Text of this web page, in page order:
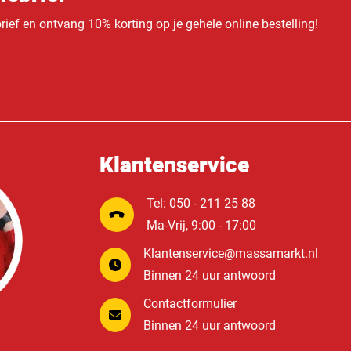
en ontvang 10% korting op je gehele online bestelling!
Klantenservice
Tel: 050 - 211 25 88
Ma-Vrij, 9:00 - 17:00
Klantenservice@massamarkt.nl
Binnen 24 uur antwoord
Contactformulier
Binnen 24 uur antwoord